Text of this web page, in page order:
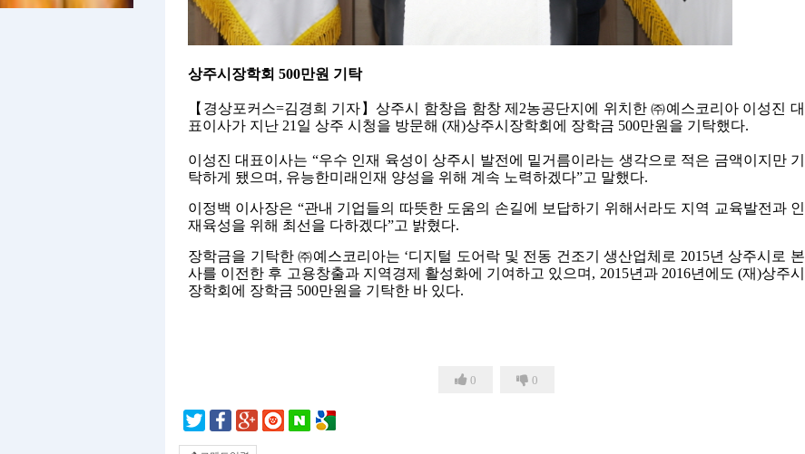
상주시장학회 500만원 기탁
【경상포커스=김경희 기자】상주시 함창읍 함창 제2농공단지에 위치한 ㈜예스코리아 이성진 대
표이사가 지난 21일 상주 시청을 방문해 (재)상주시장학회에 장학금 500만원을 기탁했다.
이성진 대표이사는 “우수 인재 육성이 상주시 발전에 밑거름이라는 생각으로 적은 금액이지만 기
탁하게 됐으며, 유능한미래인재 양성을 위해 계속 노력하겠다”고 말했다.
이정백 이사장은 “관내 기업들의 따뜻한 도움의 손길에 보답하기 위해서라도 지역 교육발전과 인
재육성을 위해 최선을 다하겠다”고 밝혔다.
장학금을 기탁한 ㈜예스코리아는 ‘디지털 도어락 및 전동 건조기 생산업체로 2015년 상주시로 본
사를 이전한 후 고용창출과 지역경제 활성화에 기여하고 있으며, 2015년과 2016년에도 (재)상주시
장학회에 장학금 500만원을 기탁한 바 있다.
0 0